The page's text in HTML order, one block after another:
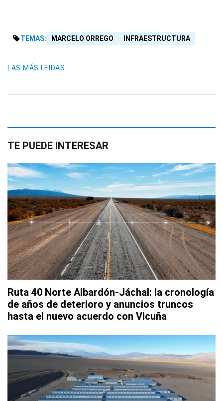
TEMAS: MARCELO ORREGO INFRAESTRUCTURA
LAS MÁS LEIDAS
TE PUEDE INTERESAR
Ruta 40 Norte Albardón-Jáchal: la cronología
de años de deterioro y anuncios truncos
hasta el nuevo acuerdo con Vicuña